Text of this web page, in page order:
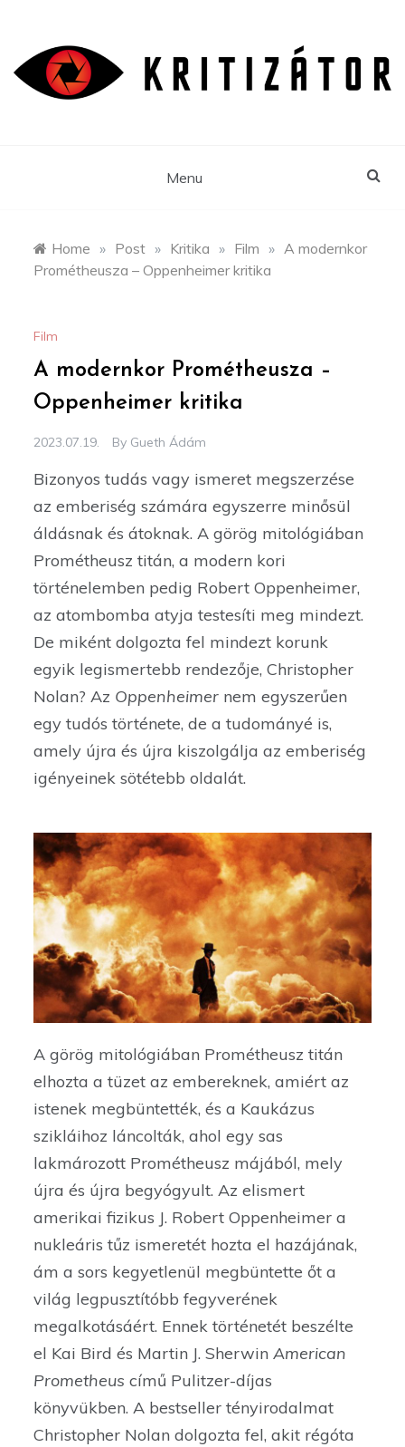
content
Menu
Home » Post » Kritika » Film » A modernkor
Prométheusza – Oppenheimer kritika
Film
A modernkor Prométheusza –
Oppenheimer kritika
2023.07.19. By Gueth Ádám
Bizonyos tudás vagy ismeret megszerzése
az emberiség számára egyszerre minősül
áldásnak és átoknak. A görög mitológiában
Prométheusz titán, a modern kori
történelemben pedig Robert Oppenheimer,
az atombomba atyja testesíti meg mindezt.
De miként dolgozta fel mindezt korunk
egyik legismertebb rendezője, Christopher
Nolan? Az Oppenheimer nem egyszerűen
egy tudós története, de a tudományé is,
amely újra és újra kiszolgálja az emberiség
igényeinek sötétebb oldalát.
A görög mitológiában Prométheusz titán
elhozta a tüzet az embereknek, amiért az
istenek megbüntették, és a Kaukázus
szikláihoz láncolták, ahol egy sas
lakmározott Prométheusz májából, mely
újra és újra begyógyult. Az elismert
amerikai fizikus J. Robert Oppenheimer a
nukleáris tűz ismeretét hozta el hazájának,
ám a sors kegyetlenül megbüntette őt a
világ legpusztítóbb fegyverének
megalkotásáért. Ennek történetét beszélte
el Kai Bird és Martin J. SherwinAmerican
Prometheuscímű Pulitzer-díjas
könyvükben. A bestseller tényirodalmat
Christopher Nolan dolgozta fel, akit régóta